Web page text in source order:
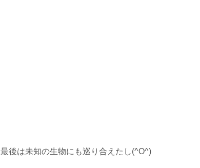
最後は未知の生物にも巡り合えたし(^O^)